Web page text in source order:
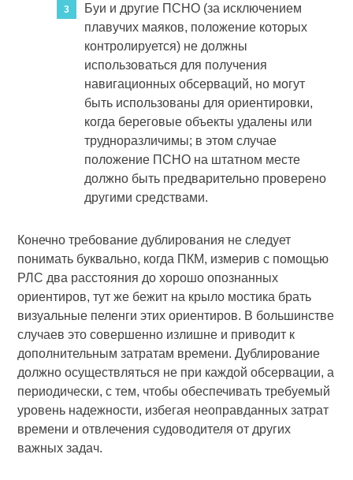
Буи и другие ПСНО (за исключением
плавучих маяков, положение которых
контролируется) не должны
использоваться для получения
навигационных обсерваций, но могут
быть использованы для ориентировки,
когда береговые объекты удалены или
трудноразличимы; в этом случае
положение ПСНО на штатном месте
должно быть предварительно проверено
другими средствами.
Конечно требование дублирования не следует
понимать буквально, когда ПКМ, измерив с помощью
РЛС два расстояния до хорошо опознанных
ориентиров, тут же бежит на крыло мостика брать
визуальные пеленги этих ориентиров. В большинстве
случаев это совершенно излишне и приводит к
дополнительным затратам времени. Дублирование
должно осуществляться не при каждой обсервации, а
периодически, с тем, чтобы обеспечивать требуемый
уровень надежности, избегая неоправданных затрат
времени и отвлечения судоводителя от других
важных задач.